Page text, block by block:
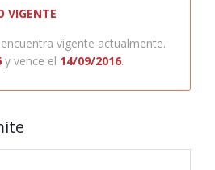
VIGENTE
vigente actualmente.
y vence el 14/09/2016.